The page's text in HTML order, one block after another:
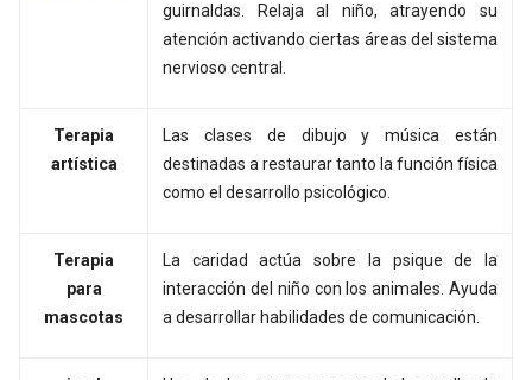
guirnaldas. Relaja al niño, atrayendo su
atención activando ciertas áreas del sistema
nervioso central.
Terapia
artística
Las clases de dibujo y música están
destinadas a restaurar tanto la función física
como el desarrollo psicológico.
Terapia
para
mascotas
La caridad actúa sobre la psique de la
interacción del niño con los animales. Ayuda
a desarrollar habilidades de comunicación.